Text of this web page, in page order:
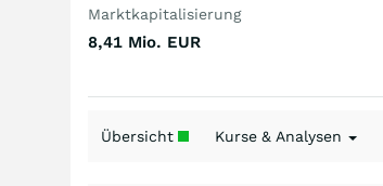
Marktkapitalisierung
8,41 Mio. EUR
Übersicht Kurse & Analysen